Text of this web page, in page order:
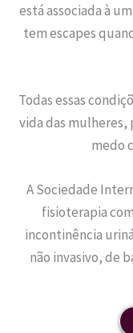
está associada à
tem escapes
Todas essas
vida das mulheres,
medo
A Sociedade
fisioterapia
incontinência
não invasivo, de